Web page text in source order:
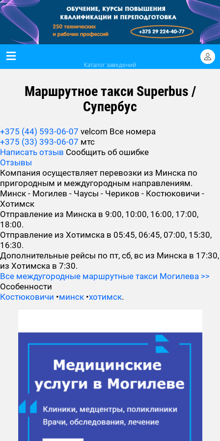
Каталог заведений
Маршрутное такси Superbus /
Супербус
+375 (44) 593-06-07 velcom Все номера
+375 (33) 393-06-07 мтс
Написать отзыв Сообщить об ошибке
Отзывы
Компания осуществляет перевозки из Минска по
пригородным и междугородным направлениям.
Минск - Могилев - Чаусы - Чериков - Костюковичи -
Хотимск
Отправление из Минска в 9:00, 10:00, 16:00, 17:00,
18:00.
Отправление из Хотимска в 05:45, 06:45, 07:00, 15:30,
16:30.
Дополнительные рейсы по пт, сб, вс из Минска в 17:30,
из Хотимска в 7:30.
Все междугородные маршрутные такси Могилева >>
Особенности
Костюковичи •минск •хотимск.